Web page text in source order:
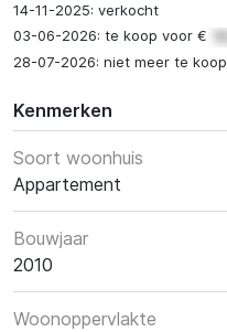
14-11-2025: verkocht
03-06-2026: te koop voor €
28-07-2026: niet meer te koop
Kenmerken
Soort woonhuis
Appartement
Bouwjaar
2010
Woonoppervlakte